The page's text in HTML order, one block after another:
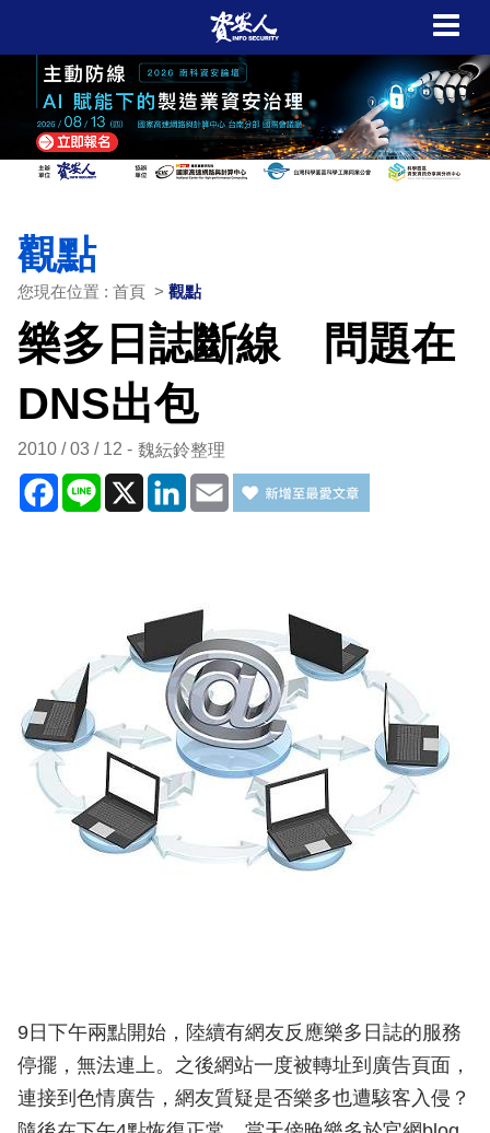
觀點
您現在位置 : 首頁 > 觀點
樂多日誌斷線 問題在
DNS出包
2010 / 03 / 12 魏紜鈴整理
Facebook
Line X LinkedIn
Email
9日下午兩點開始，陸續有網友反應樂多日誌的服務
停擺，無法連上。之後網站一度被轉址到廣告頁面，
連接到色情廣告，網友質疑是否樂多也遭駭客入侵？